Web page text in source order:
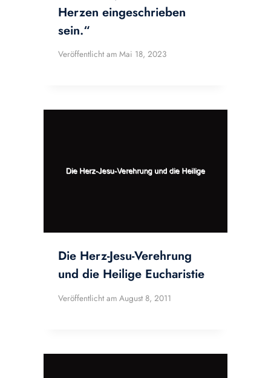
Herzen eingeschrieben
sein.“
Veröffentlicht am Mai 18, 2023
Die Herz-Jesu-Verehrung
und die Heilige Eucharistie
Veröffentlicht am August 8, 2011